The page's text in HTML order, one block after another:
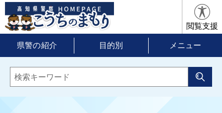
閲覧支援
県警の紹介 目的別 メニュー